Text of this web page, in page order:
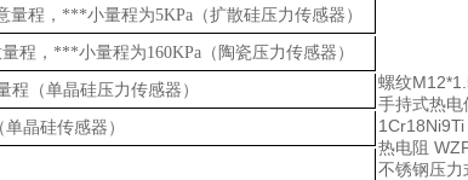
量程，***小量程为5KPa（扩散硅压力传感器）
程，***小量程为160KPa（陶瓷压力传感器）
程（单晶硅压力传感器）
晶硅传感器）
螺纹
手持式热电
热电阻
不锈钢压力